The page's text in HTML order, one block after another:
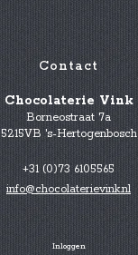
Contact
Chocolaterie Vink
Borneostraat 7a
5215VB 's-Hertogenbosch
+31 (0)73 6105565
info@chocolaterievink.nl
Inloggen